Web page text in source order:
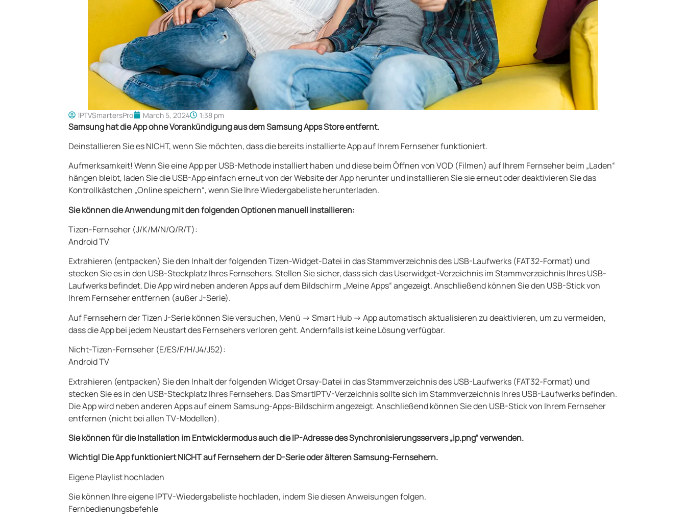
IPTVSmartersPro March 5, 2024 1:38 pm
Samsung hat die App ohne Vorankündigung aus dem Samsung Apps Store entfernt.
Deinstallieren Sie es NICHT, wenn Sie möchten, dass die bereits installierte App auf Ihrem Fernseher funktioniert.
Aufmerksamkeit! Wenn Sie eine App per USB-Methode installiert haben und diese beim Öffnen von VOD (Filmen) auf Ihrem Fernseher beim „Laden“
hängen bleibt, laden Sie die USB-App einfach erneut von der Website der App herunter und installieren Sie sie erneut oder deaktivieren Sie das
Kontrollkästchen „Online speichern“, wenn Sie Ihre Wiedergabeliste herunterladen.
Sie können die Anwendung mit den folgenden Optionen manuell installieren:
Tizen-Fernseher (J/K/M/N/Q/R/T):
Android TV
Extrahieren (entpacken) Sie den Inhalt der folgenden Tizen-Widget-Datei in das Stammverzeichnis des USB-Laufwerks (FAT32-Format) und
stecken Sie es in den USB-Steckplatz Ihres Fernsehers. Stellen Sie sicher, dass sich das Userwidget-Verzeichnis im Stammverzeichnis Ihres USB-
Laufwerks befindet. Die App wird neben anderen Apps auf dem Bildschirm „Meine Apps“ angezeigt. Anschließend können Sie den USB-Stick von
Ihrem Fernseher entfernen (außer J-Serie).
Auf Fernsehern der Tizen J-Serie können Sie versuchen, Menü -> Smart Hub -> App automatisch aktualisieren zu deaktivieren, um zu vermeiden,
dass die App bei jedem Neustart des Fernsehers verloren geht. Andernfalls ist keine Lösung verfügbar.
Nicht-Tizen-Fernseher (E/ES/F/H/J4/J52):
Android TV
Extrahieren (entpacken) Sie den Inhalt der folgenden Widget Orsay-Datei in das Stammverzeichnis des USB-Laufwerks (FAT32-Format) und
stecken Sie es in den USB-Steckplatz Ihres Fernsehers. Das SmartIPTV-Verzeichnis sollte sich im Stammverzeichnis Ihres USB-Laufwerks befinden.
Die App wird neben anderen Apps auf einem Samsung-Apps-Bildschirm angezeigt. Anschließend können Sie den USB-Stick von Ihrem Fernseher
entfernen (nicht bei allen TV-Modellen).
Sie können für die Installation im Entwicklermodus auch die IP-Adresse des Synchronisierungsservers „ip.png“ verwenden.
Wichtig! Die App funktioniert NICHT auf Fernsehern der D-Serie oder älteren Samsung-Fernsehern.
Eigene Playlist hochladen
Sie können Ihre eigene IPTV-Wiedergabeliste hochladen, indem Sie diesen Anweisungen folgen.
Fernbedienungsbefehle